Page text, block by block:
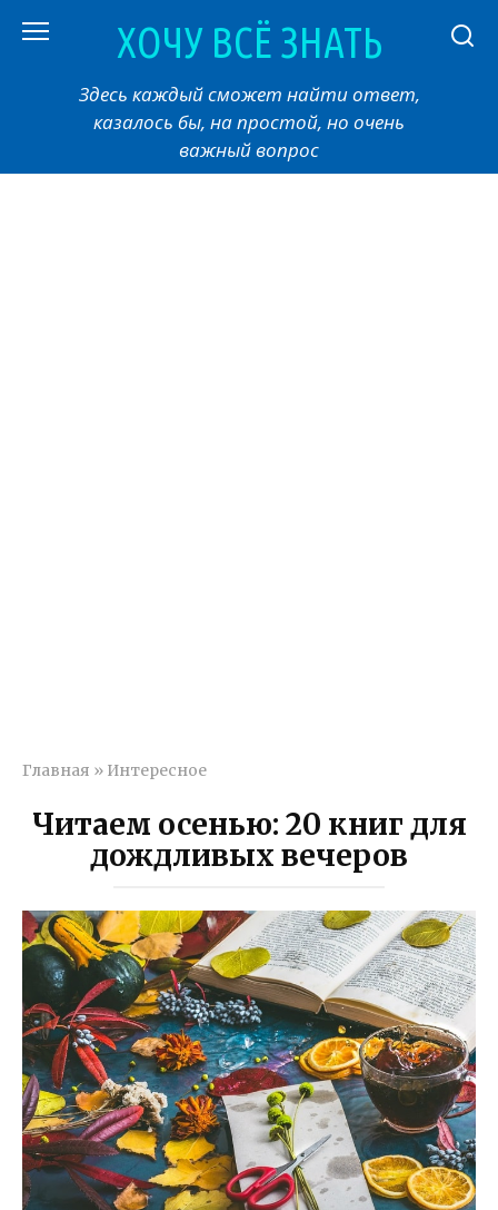
ХОЧУ ВСЁ ЗНАТЬ
Здесь каждый сможет найти ответ,
казалось бы, на простой, но очень
важный вопрос
Главная » Интересное
Читаем осенью: 20 книг для
дождливых вечеров